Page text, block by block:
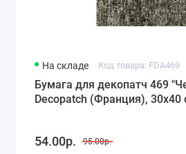
На складе Код товара: FDA469
Бумага для декопатч 469
Decopatch (Франция), 30х40
54.00р. 95.00р.